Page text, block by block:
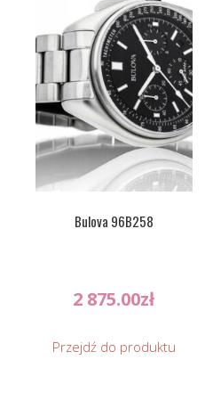
Bulova 96B258
2 875.00zł
Przejdź do produktu